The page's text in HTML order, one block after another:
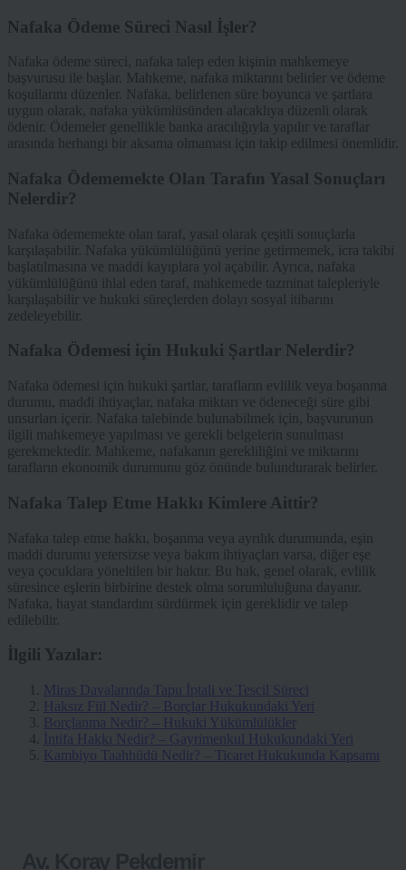
Nafaka Ödeme Süreci Nasıl İşler?
Nafaka ödeme süreci, nafaka talep eden kişinin mahkemeye
başvurusu ile başlar. Mahkeme, nafaka miktarını belirler ve ödeme
koşullarını düzenler. Nafaka, belirlenen süre boyunca ve şartlara
uygun olarak, nafaka yükümlüsünden alacaklıya düzenli olarak
ödenir. Ödemeler genellikle banka aracılığıyla yapılır ve taraflar
arasında herhangi bir aksama olmaması için takip edilmesi önemlidir.
Nafaka Ödememekte Olan Tarafın Yasal Sonuçları
Nelerdir?
Nafaka ödememekte olan taraf, yasal olarak çeşitli sonuçlarla
karşılaşabilir. Nafaka yükümlülüğünü yerine getirmemek, icra takibi
başlatılmasına ve maddi kayıplara yol açabilir. Ayrıca, nafaka
yükümlülüğünü ihlal eden taraf, mahkemede tazminat talepleriyle
karşılaşabilir ve hukuki süreçlerden dolayı sosyal itibarını
zedeleyebilir.
Nafaka Ödemesi için Hukuki Şartlar Nelerdir?
Nafaka ödemesi için hukuki şartlar, tarafların evlilik veya boşanma
durumu, maddi ihtiyaçlar, nafaka miktarı ve ödeneceği süre gibi
unsurları içerir. Nafaka talebinde bulunabilmek için, başvurunun
ilgili mahkemeye yapılması ve gerekli belgelerin sunulması
gerekmektedir. Mahkeme, nafakanın gerekliliğini ve miktarını
tarafların ekonomik durumunu göz önünde bulundurarak belirler.
Nafaka Talep Etme Hakkı Kimlere Aittir?
Nafaka talep etme hakkı, boşanma veya ayrılık durumunda, eşin
maddi durumu yetersizse veya bakım ihtiyaçları varsa, diğer eşe
veya çocuklara yöneltilen bir haktır. Bu hak, genel olarak, evlilik
süresince eşlerin birbirine destek olma sorumluluğuna dayanır.
Nafaka, hayat standardını sürdürmek için gereklidir ve talep
edilebilir.
İlgili Yazılar:
Miras Davalarında Tapu İptali ve Tescil Süreci
Haksız Fiil Nedir? – Borçlar Hukukundaki Yeri
Borçlanma Nedir? – Hukuki Yükümlülükler
İntifa Hakkı Nedir? – Gayrimenkul Hukukundaki Yeri
Kambiyo Taahhüdü Nedir? – Ticaret Hukukunda Kapsamı